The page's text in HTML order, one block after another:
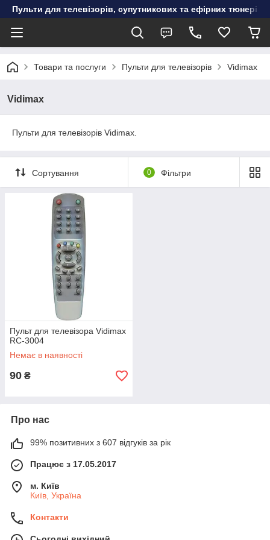
Пульти для телевізорів, супутникових та ефірних тюнерів,
Товари та послуги Пульти для телевізорів Vidimax
Vidimax
Пульти для телевізорів Vidimax.
Сортування 0 Фільтри
Пульт для телевізора Vidimax
RC-3004
Немає в наявності
90 ₴
Про нас
99% позитивних з 607 відгуків за рік
Працює з 17.05.2017
м. Київ
Київ, Україна
Контакти